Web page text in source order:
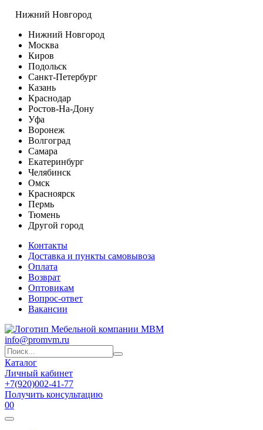
Нижний Новгород
Нижний Новгород
Москва
Киров
Подольск
Санкт-Петербург
Казань
Краснодар
Ростов-На-Дону
Уфа
Воронеж
Волгоград
Самара
Екатеринбург
Челябинск
Омск
Красноярск
Пермь
Тюмень
Другой город
Контакты
Доставка и пункты самовывоза
Оплата
Возврат
Оптовикам
Вопрос-ответ
Вакансии
info@promvm.ru
Каталог
Личный кабинет
+7(920)002-41-77
Получить консультацию
00